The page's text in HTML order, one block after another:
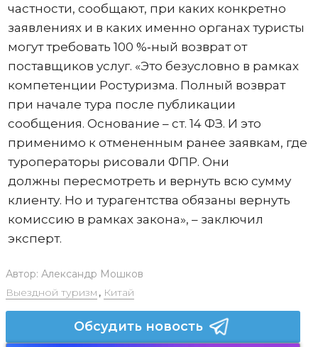
частности, сообщают, при каких конкретно
заявлениях и в каких именно органах туристы
могут требовать 100 %‐ный возврат от
поставщиков услуг. «Это безусловно в рамках
компетенции Ростуризма. Полный возврат
при начале тура после публикации
сообщения. Основание – ст. 14 ФЗ. И это
применимо к отмененным ранее заявкам, где
туроператоры рисовали ФПР. Они
должны пересмотреть и вернуть всю сумму
клиенту. Но и турагентства обязаны вернуть
комиссию в рамках закона», – заключил
эксперт.
Автор: Александр Мошков
Выездной туризм , Китай
Обсудить новость